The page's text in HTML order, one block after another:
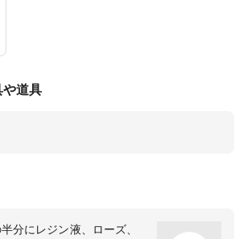
分にレジン液、ローズ、
や道具